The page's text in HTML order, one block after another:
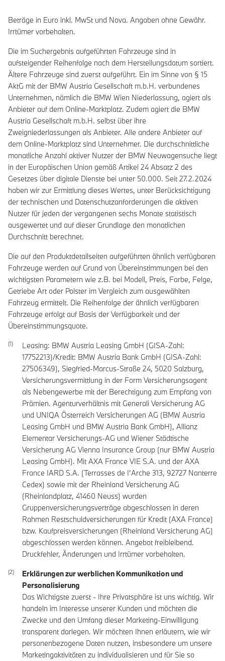
Beträge in Euro inkl. MwSt und Nova. Angaben ohne Gewähr.
Irrtümer vorbehalten.
Die im Suchergebnis aufgeführten Fahrzeuge sind in
aufsteigender Reihenfolge nach dem Herstellungsdatum sortiert.
Ältere Fahrzeuge sind zuerst aufgeführt. Ein im Sinne von § 15
AktG mit der BMW Austria Gesellschaft m.b.H. verbundenes
Unternehmen, nämlich die BMW Wien Niederlassung, agiert als
Anbieter auf dem Online-Marktplatz. Zudem agiert die BMW
Austria Gesellschaft m.b.H. selbst über ihre
Zweigniederlassungen als Anbieter. Alle andere Anbieter auf
dem Online-Marktplatz sind Unternehmer. Die durchschnittliche
monatliche Anzahl aktiver Nutzer der BMW Neuwagensuche liegt
in der Europäischen Union gemäß Artikel 24 Absatz 2 des
Gesetzes über digitale Dienste bei unter 50.000. Seit 27.2.2024
haben wir zur Ermittlung dieses Wertes, unter Berücksichtigung
der technischen und Datenschutzanforderungen die aktiven
Nutzer für jeden der vergangenen sechs Monate statistisch
ausgewertet und auf dieser Grundlage den monatlichen
Durchschnitt berechnet.
Die auf den Produktdetailseiten aufgeführten ähnlich verfügbaren
Fahrzeuge werden auf Grund von Übereinstimmungen bei den
wichtigsten Parametern wie z.B. bei Modell, Preis, Farbe, Felge,
Getriebe Art oder Polster im Vergleich zum ausgewählten
Fahrzeug ermittelt. Die Reihenfolge der ähnlich verfügbaren
Fahrzeuge erfolgt auf Basis der Verfügbarkeit und der
Übereinstimmungsquote.
Leasing: BMW Austria Leasing GmbH (GISA-Zahl:
17752213)/Kredit: BMW Austria Bank GmbH (GISA-Zahl:
27506349), Siegfried-Marcus-Straße 24, 5020 Salzburg,
Versicherungsvermittlung in der Form Versicherungsagent
als Nebengewerbe mit der Berechtigung zum Empfang von
Prämien. Agenturverhältnis mit Generali Versicherung AG
und UNIQA Österreich Versicherungen AG (BMW Austria
Leasing GmbH und BMW Austria Bank GmbH), Allianz
Elementar Versicherungs-AG und Wiener Städtische
Versicherung AG Vienna Insurance Group (nur BMW Austria
Leasing GmbH). Mit AXA France VIE S.A. und der AXA
France IARD S.A. (Terrasses de I’Arche 313, 92727 Nanterre
Cedex) sowie mit der Rheinland Versicherung AG
(Rheinlandplatz, 41460 Neuss) wurden
Gruppenversicherungsverträge abgeschlossen in deren
Rahmen Restschuldversicherungen für Kredit (AXA France)
bzw. Kaufpreisversicherungen (Rheinland Versicherung AG)
abgeschlossen werden können. Angebot freibleibend.
Druckfehler, Änderungen und Irrtümer vorbehalten.
Erklärungen zur werblichen Kommunikation und
Personalisierung
Das Wichtigste zuerst - Ihre Privatsphäre ist uns wichtig. Wir
handeln im Interesse unserer Kunden und möchten die
Zwecke und den Umfang dieser Marketing-Einwilligung
transparent darlegen. Wir möchten Ihnen erläutern, wie wir
personenbezogene Daten nutzen, insbesondere um unsere
Marketingaktivitäten zu individualisieren und für Sie so